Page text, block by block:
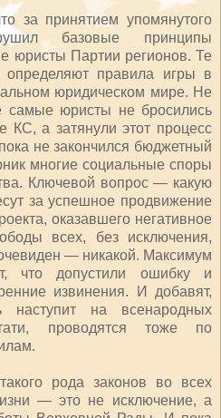
за принятием упомянутого
базовые принципы
юристы Партии регионов. Те
определяют правила игры в
юридическом мире. Не
самые юристы не бросились
КС, а затянули этот процесс
не закончился бюджетный
многие социальные споры
Ключевой вопрос — какую
за успешное продвижение
оказавшего негативное
всех, без исключения,
— никакой. Максимум
что допустили ошибку и
извинения. И добавят,
наступит на всенародных
проводятся тоже по
рода законов во всех
— это не исключение, а